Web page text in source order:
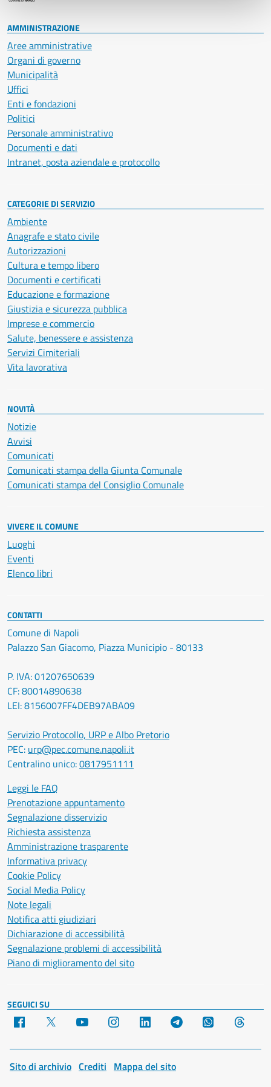
AMMINISTRAZIONE
Aree amministrative
Organi di governo
Municipalità
Uffici
Enti e fondazioni
Politici
Personale amministrativo
Documenti e dati
Intranet, posta aziendale e protocollo
CATEGORIE DI SERVIZIO
Ambiente
Anagrafe e stato civile
Autorizzazioni
Cultura e tempo libero
Documenti e certificati
Educazione e formazione
Giustizia e sicurezza pubblica
Imprese e commercio
Salute, benessere e assistenza
Servizi Cimiteriali
Vita lavorativa
NOVITÀ
Notizie
Avvisi
Comunicati
Comunicati stampa della Giunta Comunale
Comunicati stampa del Consiglio Comunale
VIVERE IL COMUNE
Luoghi
Eventi
Elenco libri
CONTATTI
Comune di Napoli
Palazzo San Giacomo, Piazza Municipio - 80133
P. IVA: 01207650639
CF: 80014890638
LEI: 8156007FF4DEB97ABA09
Servizio Protocollo, URP e Albo Pretorio
PEC: urp@pec.comune.napoli.it
Centralino unico:0817951111
Leggi le FAQ
Prenotazione appuntamento
Segnalazione disservizio
Richiesta assistenza
Amministrazione trasparente
Informativa privacy
Cookie Policy
Social Media Policy
Note legali
Notifica atti giudiziari
Dichiarazione di accessibilità
Segnalazione problemi di accessibilità
Piano di miglioramento del sito
SEGUICI SU
Facebook YouTube Instagram LinkedIn Telegram WhatsApp
Sito di archivio Crediti Mappa del sito